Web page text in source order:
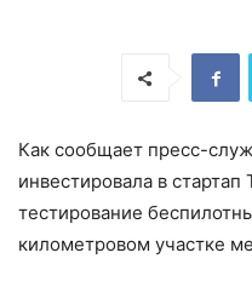
Как сообщает пресс-
инвестировала в
тестирование
километровом участке